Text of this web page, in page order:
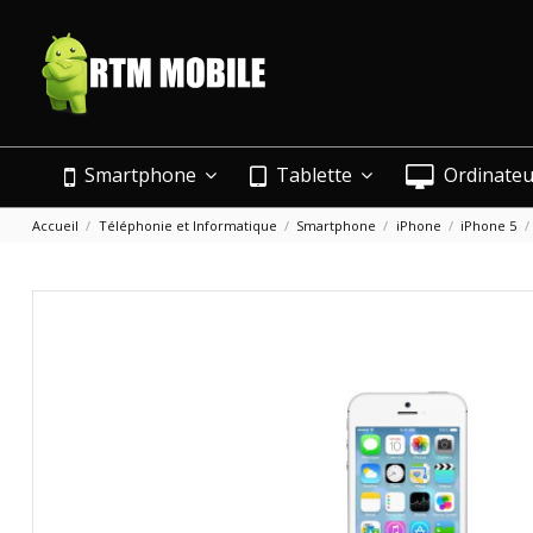
Smartphone Tablette
Accueil Téléphonie et Informatique Smartphone iPhone iPhone 5